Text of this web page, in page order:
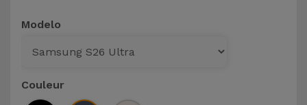
Marques
Montres
et
Modelo
Couleur